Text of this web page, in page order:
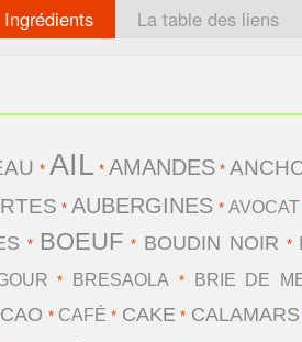
Ingrédients La table des liens
* AIL * AMANDES *
*AUBERGINES * AVOCAT
* BOEUF * BOUDIN NOIR *
* BRESAOLA * BRIE DE
* CAFÉ * CAKE* CALAMARS